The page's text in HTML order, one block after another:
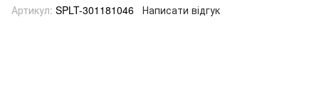
Артикул: SPLT-301181046 Написати відгук